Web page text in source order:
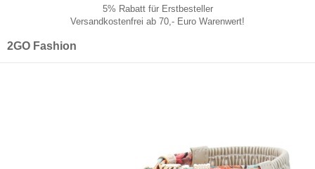
5% Rabatt für Erstbesteller
Versandkostenfrei ab 70,- Euro Warenwert!
2GO Fashion